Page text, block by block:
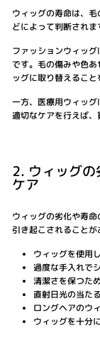
ウィッグの寿命は、
どによって判断されま
ファッションウィッ
です。毛の傷みや色
ッグに取り替えること
一方、医療用ウィッグ
適切なケアを行えば、
2. ウィッグ
ケア
ウィッグの劣化や寿
引き起こされることが
ウィッグを使用
過度な手入れで
清潔さを保つた
直射日光の当た
ロングヘアのウ
ウィッグを十分